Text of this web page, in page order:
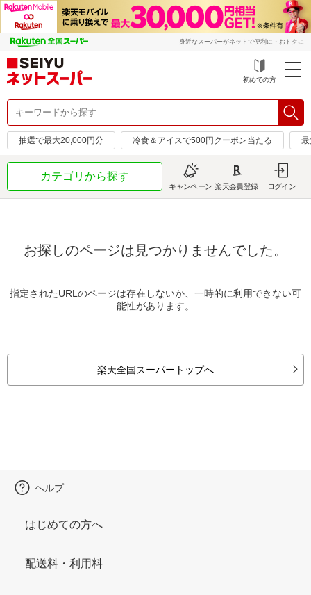
身近なスーパーがネットで便利に・おトクに
初めての方
抽選で最大20,000円分 冷食＆アイスで500円クーポン当たる
カテゴリから探す
キャンペーン 楽天会員登録 ログイン
お探しのページは見つかりませんでした。
指定されたURLのページは存在しないか、一時的に利用できない可
能性があります。
楽天全国スーパートップへ
ヘルプ
はじめての方へ
配送料・利用料